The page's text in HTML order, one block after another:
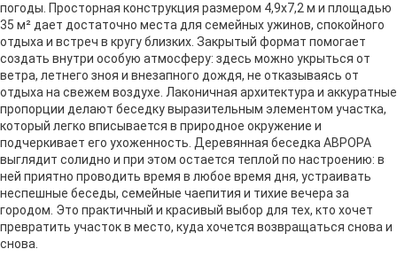
погоды. Просторная конструкция размером 4,9х7,2 м и площадью
35 м² дает достаточно места для семейных ужинов, спокойного
отдыха и встреч в кругу близких. Закрытый формат помогает
создать внутри особую атмосферу: здесь можно укрыться от
ветра, летнего зноя и внезапного дождя, не отказываясь от
отдыха на свежем воздухе. Лаконичная архитектура и аккуратные
пропорции делают беседку выразительным элементом участка,
который легко вписывается в природное окружение и
подчеркивает его ухоженность. Деревянная беседка АВРОРА
выглядит солидно и при этом остается теплой по настроению: в
ней приятно проводить время в любое время дня, устраивать
неспешные беседы, семейные чаепития и тихие вечера за
городом. Это практичный и красивый выбор для тех, кто хочет
превратить участок в место, куда хочется возвращаться снова и
снова.